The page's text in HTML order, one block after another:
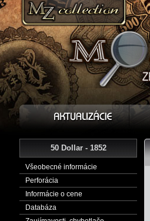
50 Dollar - 1852
Všeobecné informácie
Perforácia
Informácie o cene
Databáza